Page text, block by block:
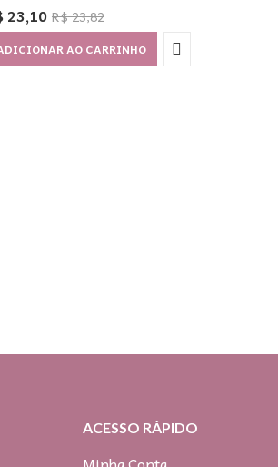
23,10 R$23,82
AO CARRINHO
ACESSO RÁPIDO